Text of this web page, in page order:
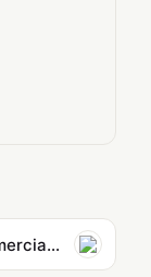
Infuriating Google commercial imagines the founding fathers embracing AI